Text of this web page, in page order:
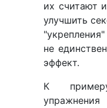
их считают
улучшить
не
эффект.
К